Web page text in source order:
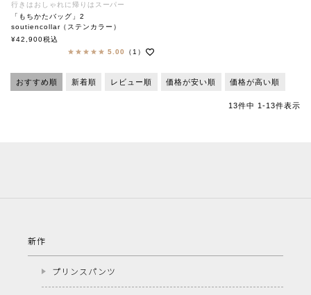
行きはおしゃれに帰りはスーパー
「もちかたバッグ」2
soutiencollar（ステンカラー）
¥42,900税込
5.00
（1）
おすすめ順 新着順 レビュー順 価格が安い順 価格が高い順
13件中 1-13件表示
新作
プリンスパンツ